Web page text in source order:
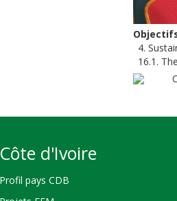
4.
16.1.
Côte d'Ivoire
Profil pays CDB